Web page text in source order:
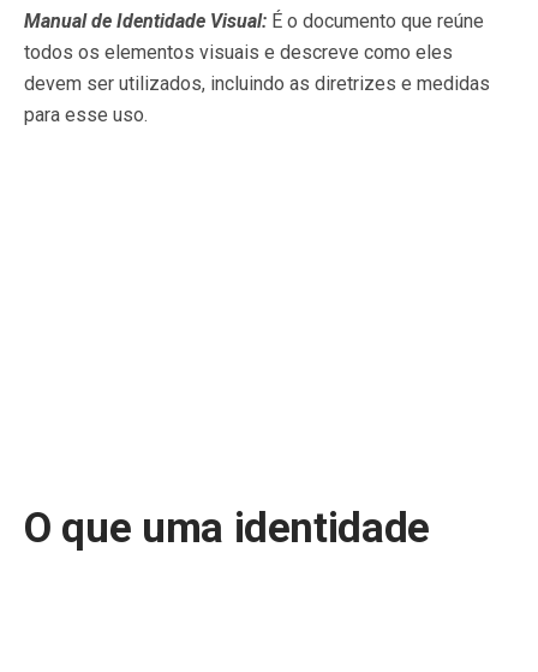
Manual de Identidade Visual: É o documento que reúne
todos os elementos visuais e descreve como eles
devem ser utilizados, incluindo as diretrizes e medidas
para esse uso.
O que uma identidade